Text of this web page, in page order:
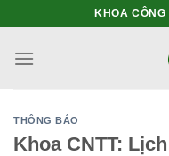
nội
KHOA CÔNG
THÔNG BÁO
Khoa CNTT: